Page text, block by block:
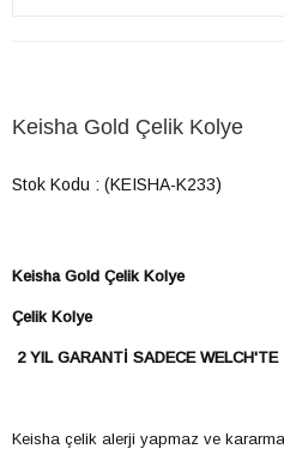
Keisha Gold Çelik Kolye
Stok Kodu (KEISHA-K233)
Keisha Gold Çelik Kolye
Çelik Kolye
2 YIL GARANTİ SADECE WELCH'TE
Keisha çelik alerji yapmaz ve